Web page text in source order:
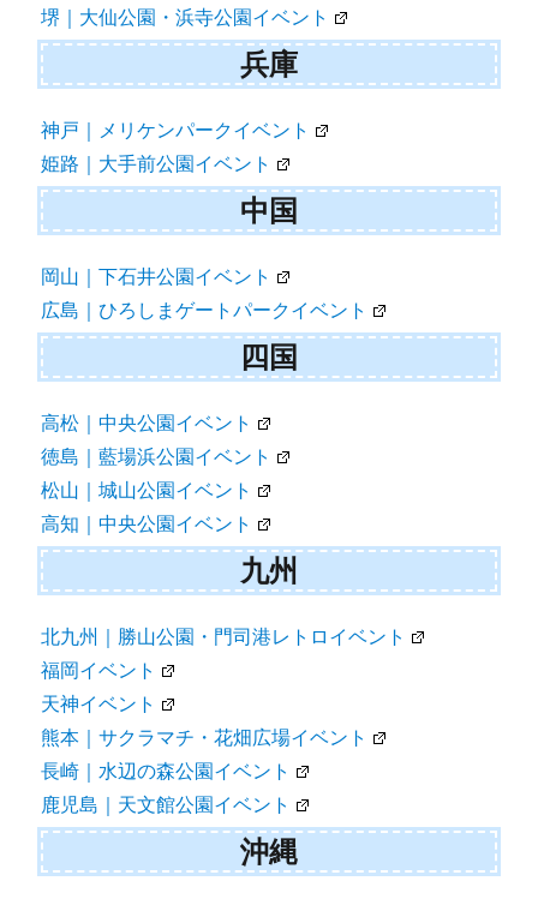
堺｜大仙公園・浜寺公園イベント
兵庫
神戸｜メリケンパークイベント
姫路｜大手前公園イベント
中国
岡山｜下石井公園イベント
広島｜ひろしまゲートパークイベント
四国
高松｜中央公園イベント
徳島｜藍場浜公園イベント
松山｜城山公園イベント
高知｜中央公園イベント
九州
北九州｜勝山公園・門司港レトロイベント
福岡イベント
天神イベント
熊本｜サクラマチ・花畑広場イベント
長崎｜水辺の森公園イベント
鹿児島｜天文館公園イベント
沖縄